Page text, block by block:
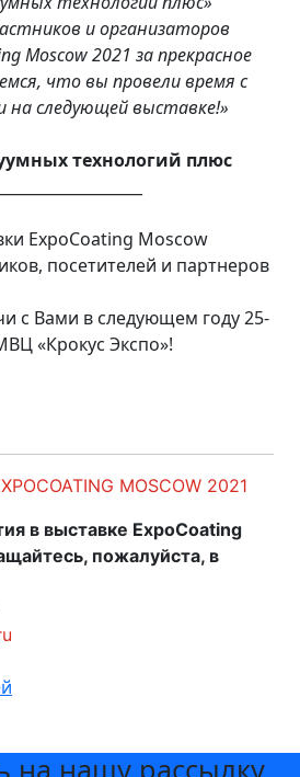
и организаторов
Moscow 2021 за прекрасное
что вы провели время с
на следующей выставке!»
технологий плюс
ExpoCoating Moscow
посетителей и партнеров
с Вами в следующем году 25-
«Крокус Экспо»!
MOSCOW 2021
в выставке ExpoCoating
пожалуйста, в
на нашу рассылку